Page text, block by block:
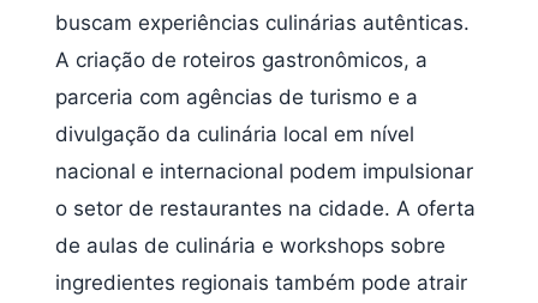
buscam experiências culinárias autênticas.
A criação de roteiros gastronômicos, a
parceria com agências de turismo e a
divulgação da culinária local em nível
nacional e internacional podem impulsionar
o setor de restaurantes na cidade. A oferta
de aulas de culinária e workshops sobre
ingredientes regionais também pode atrair